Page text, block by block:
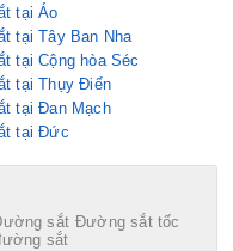
tại Áo
tại Tây Ban Nha
tại Cộng hòa Séc
tại Thụy Điển
tại Đan Mạch
tại Đức
sắt Đường sắt tốc
sắt